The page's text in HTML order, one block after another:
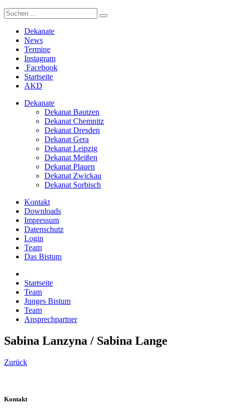
Dekanate
News
Termine
Instagram
Facebook
Startseite
AKD
Dekanate
Dekanat Bautzen
Dekanat Chemnitz
Dekanat Dresden
Dekanat Gera
Dekanat Leipzig
Dekanat Meißen
Dekanat Plauen
Dekanat Zwickau
Dekanat Sorbisch
Kontakt
Downloads
Impressum
Datenschutz
Login
Team
Das Bistum
Startseite
Team
Junges Bistum
Team
Ansprechpartner
Sabina Lanzyna / Sabina Lange
Zurück
Kontakt